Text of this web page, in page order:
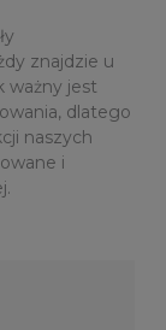
znajdzie u
ważny jest
dlatego
naszych
i